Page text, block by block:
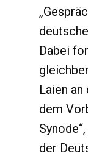
Dabei
Laien
dem
der